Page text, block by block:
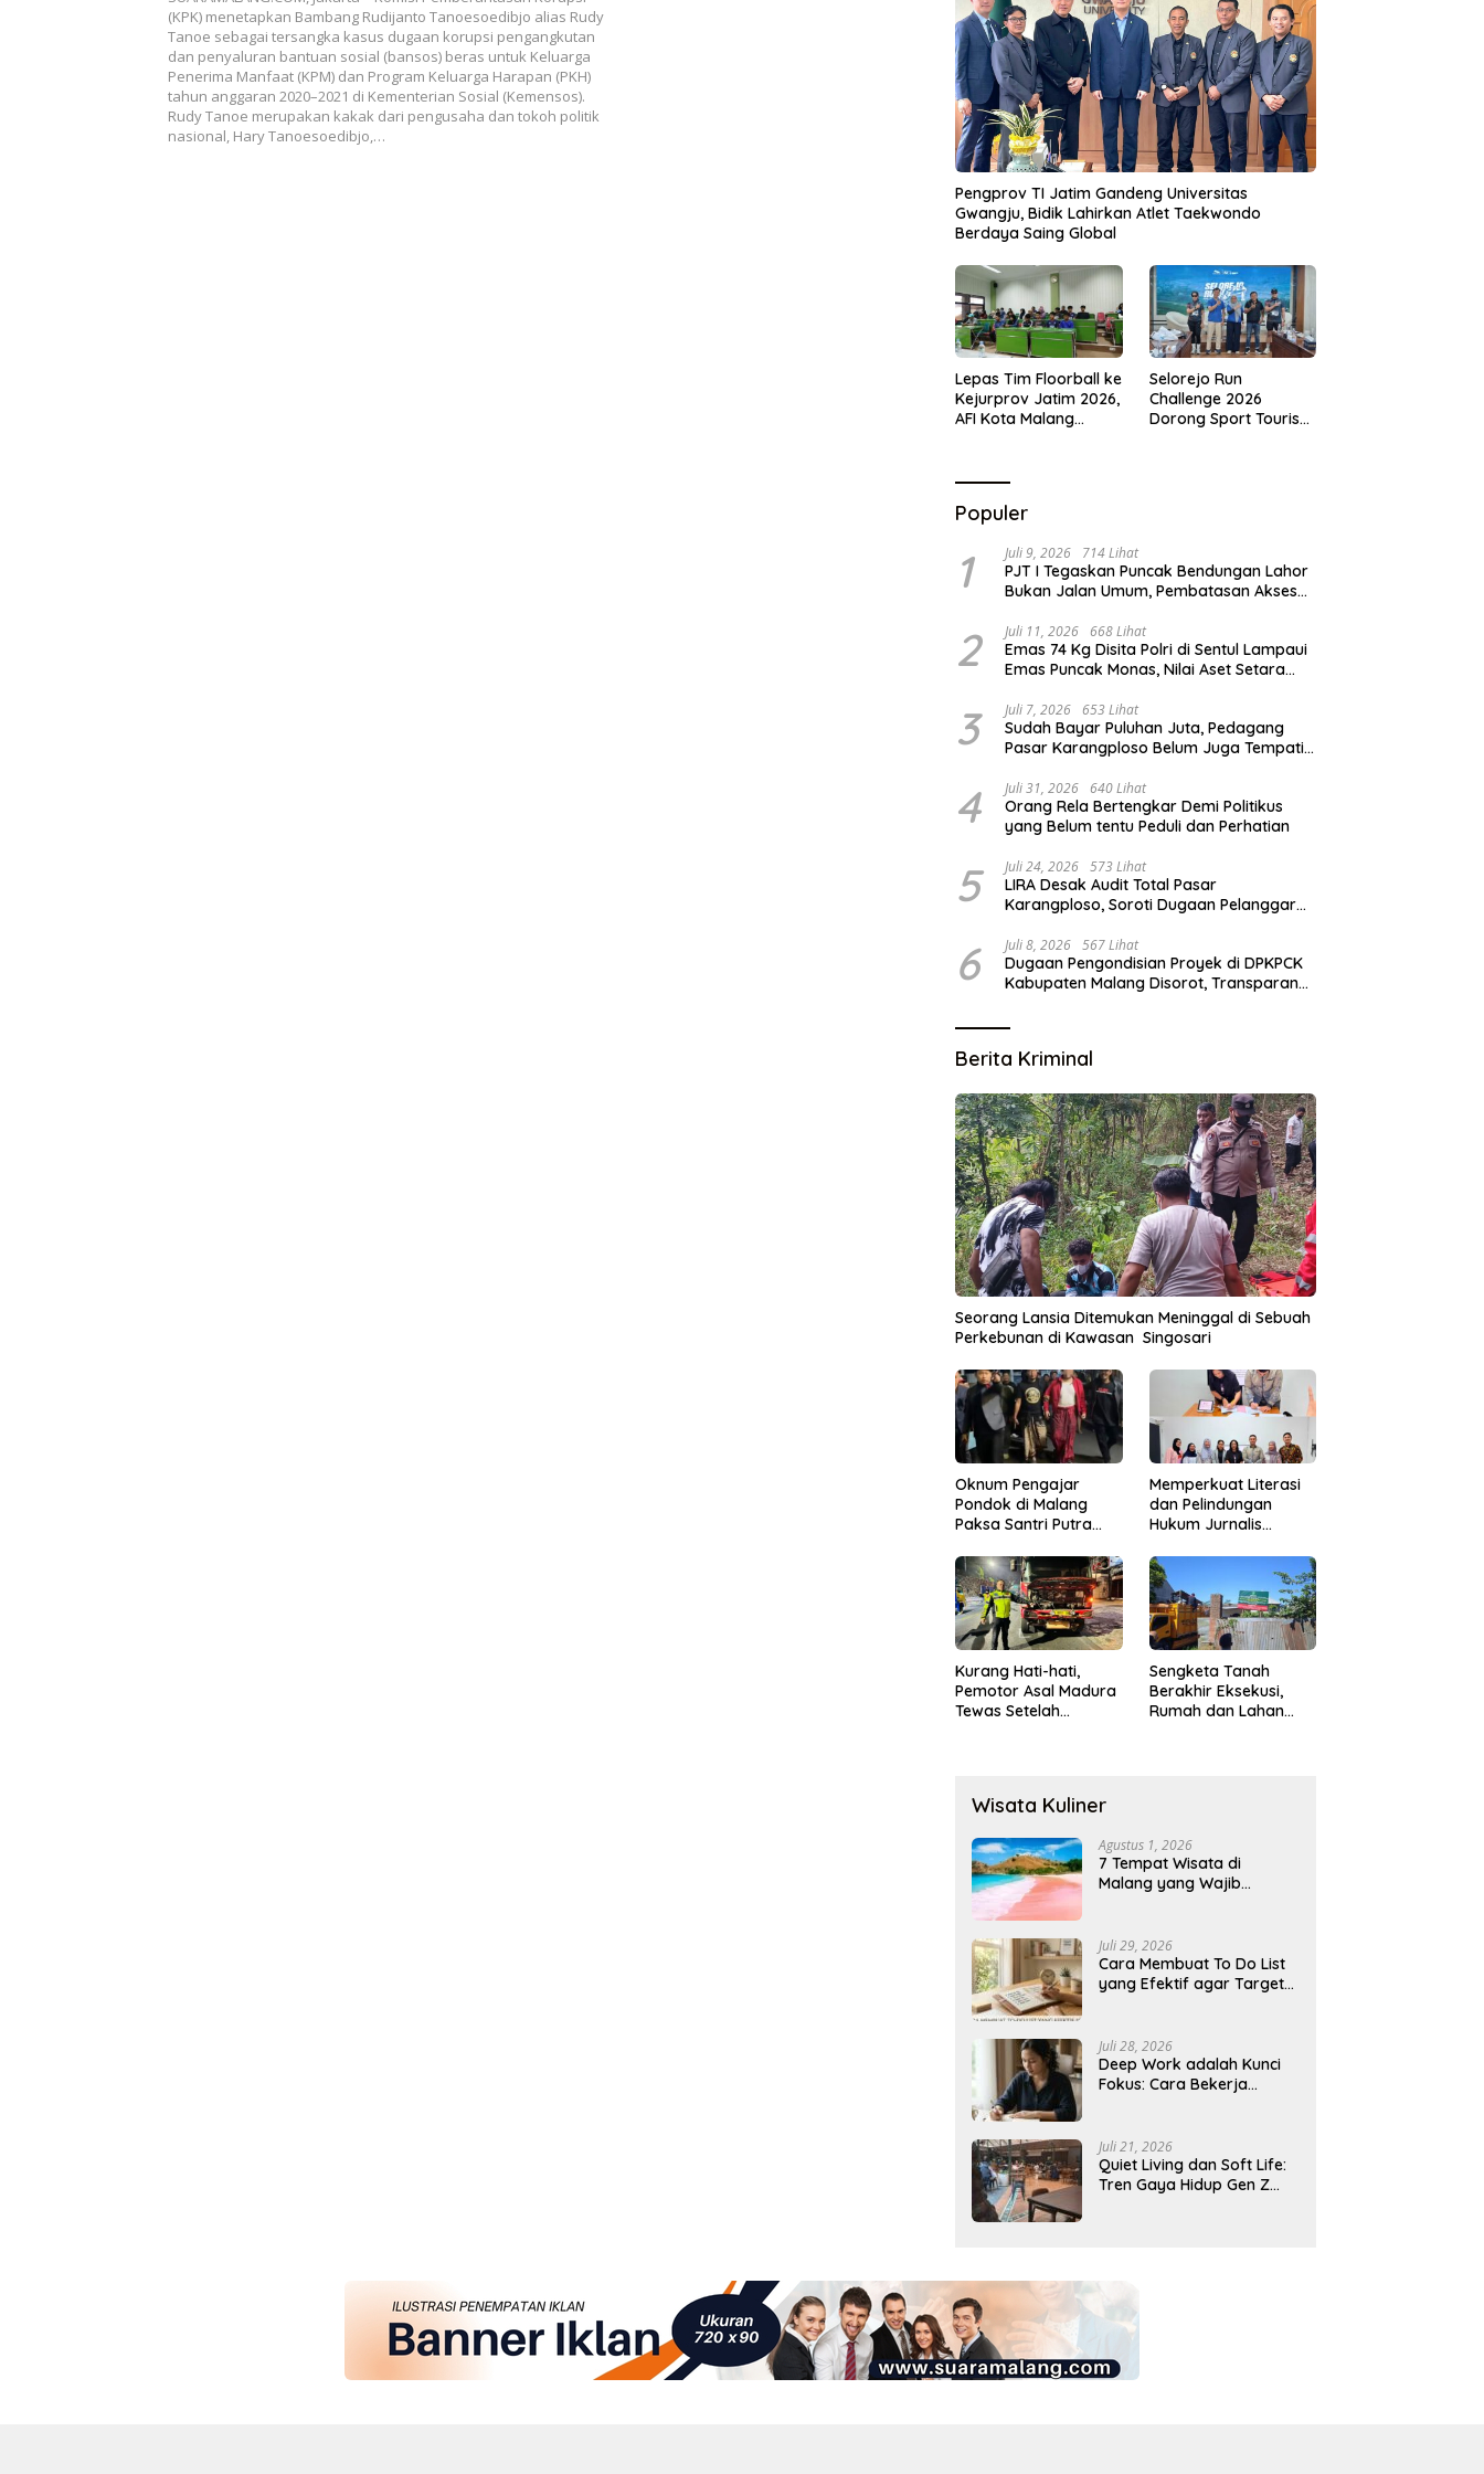
(KPK) menetapkan Bambang Rudijanto Tanoesoedibjo alias Rudy
Tanoe sebagai tersangka kasus dugaan korupsi pengangkutan
dan penyaluran bantuan sosial (bansos) beras untuk Keluarga
Penerima Manfaat (KPM) dan Program Keluarga Harapan (PKH)
tahun anggaran 2020–2021 di Kementerian Sosial (Kemensos).
Rudy Tanoe merupakan kakak dari pengusaha dan tokoh politik
nasional, Hary Tanoesoedibjo,…
Pengprov TI Jatim Gandeng Universitas
Gwangju, Bidik Lahirkan Atlet Taekwondo
Berdaya Saing Global
Lepas Tim Floorball ke
Kejurprov Jatim 2026,
AFI Kota Malang
Selorejo Run
Challenge 2026
Dorong Sport Tourism
Populer
1 Juli 9, 2026 714 Lihat
PJT I Tegaskan Puncak Bendungan Lahor
Bukan Jalan Umum, Pembatasan Akses
2 Juli 11, 2026 668 Lihat
Emas 74 Kg Disita Polri di Sentul Lampaui
Emas Puncak Monas, Nilai Aset Setara
3 Juli 7, 2026 653 Lihat
Sudah Bayar Puluhan Juta, Pedagang
Pasar Karangploso Belum Juga Tempati
4 Juli 31, 2026 640 Lihat
Orang Rela Bertengkar Demi Politikus
yang Belum tentu Peduli dan Perhatian
5 Juli 24, 2026 573 Lihat
LIRA Desak Audit Total Pasar
Karangploso, Soroti Dugaan Pelanggaran
6 Juli 8, 2026 567 Lihat
Dugaan Pengondisian Proyek di DPKPCK
Kabupaten Malang Disorot, Transparansi
Berita Kriminal
Seorang Lansia Ditemukan Meninggal di Sebuah
Perkebunan di Kawasan Singosari
Oknum Pengajar
Pondok di Malang
Paksa Santri Putra
Memperkuat Literasi
dan Pelindungan
Hukum Jurnalis
Hukumonline
Menyediakan Layanan
AI Gratis
Kurang Hati-hati,
Pemotor Asal Madura
Tewas Setelah
Sengketa Tanah
Berakhir Eksekusi,
Rumah dan Lahan
Wisata Kuliner
Agustus 1, 2026
7 Tempat Wisata di
Malang yang Wajib
Juli 29, 2026
Cara Membuat To Do List
yang Efektif agar Target
Juli 28, 2026
Deep Work adalah Kunci
Fokus: Cara Bekerja
Juli 21, 2026
Quiet Living dan Soft Life:
Tren Gaya Hidup Gen Z